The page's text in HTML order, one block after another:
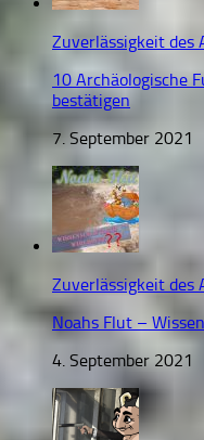
Zuverlässigkeit des
10 Archäologische
bestätigen
7. September 2021
Zuverlässigkeit des
Noahs Flut –
4. September 2021